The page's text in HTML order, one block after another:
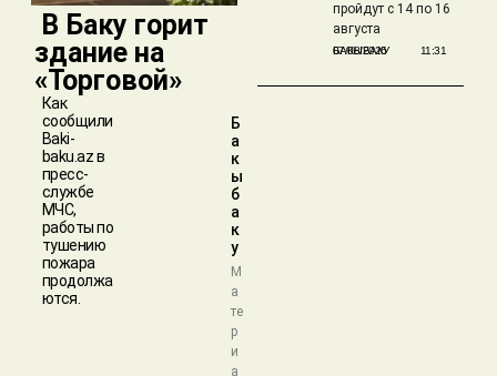
​ В Баку горит
здание на
«Торговой»
Как
сообщили
Baki-
baku.az в
пресс-
службе
МЧС,
работы по
тушению
пожара
продолжа
ются.
Б
а
к
ы
б
а
к
у
М
а
те
р
и
а
пройдут с 14 по 16
августа
БАКЫБАКУ
07/08/2026 11:31